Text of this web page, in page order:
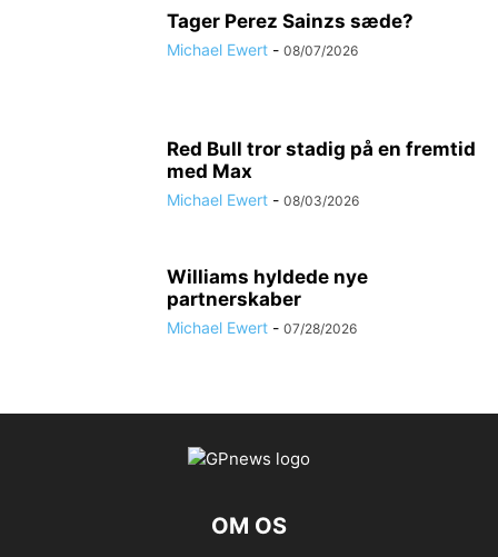
Esteban Ocon Copyright Renault F1 Team
Tager Perez Sainzs sæde?
Michael Ewert - 08/07/2026
Red Bull tror stadig på en fremtid
med Max
Michael Ewert - 08/03/2026
Williams hyldede nye
partnerskaber
Michael Ewert - 07/28/2026
OM OS